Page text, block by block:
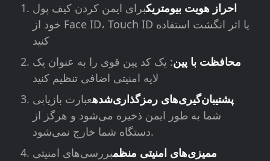
احراز هویت بیومتریکبرای ایمن کردن کیف پول
خود از Face ID، Touch ID یا اثر انگشت استفاده
کنید
محافظت با پین: یک کد پین قوی را به عنوان یک
لایه امنیتی اضافی تنظیم کنید
پشتیبان‌گیری‌های رمزگذاری‌شدهعبارت بازیابی
شما به طور ایمن ذخیره می‌شود و هرگز از
دستگاه شما خارج نمی‌شود.
ممیزی‌های امنیتی منظمبررسی‌های امنیتی